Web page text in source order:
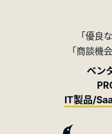
「優良
「商談機
ベン
IT製品/